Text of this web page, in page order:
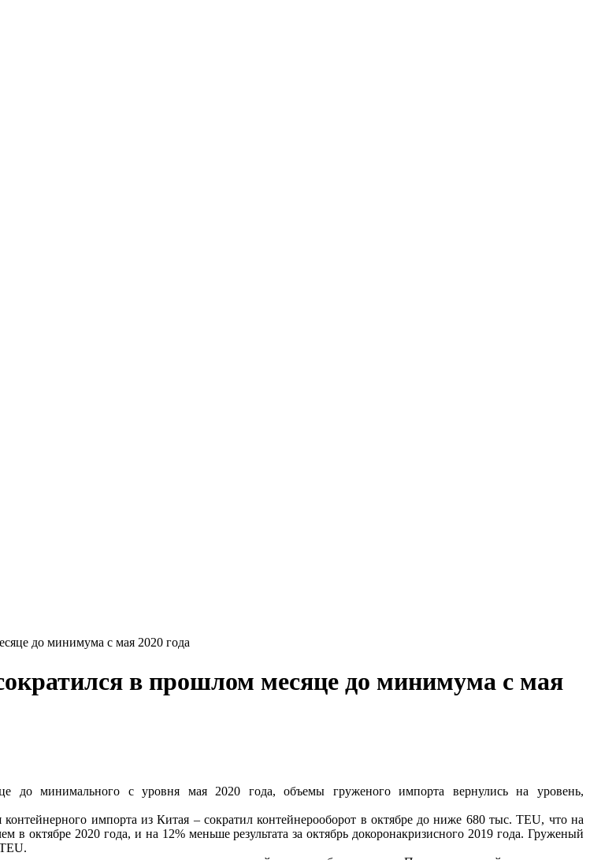
до минимума с мая 2020 года
в прошлом месяце до минимума с мая
до минимального с уровня мая 2020 года, объемы груженого импорта вернулись на уровень,
импорта из Китая – сократил контейнерооборот в октябре до ниже 680 тыс. TEU, что на
в октябре 2020 года, и на 12% меньше результата за октябрь докоронакризисного 2019 года. Груженый